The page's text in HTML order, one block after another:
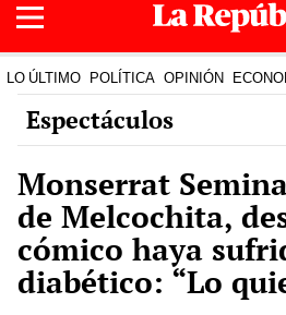
LO ÚLTIMO POLÍTICA OPINIÓN
Espectáculos
Monserrat
de Melcochita,
cómico haya
diabético: “Lo